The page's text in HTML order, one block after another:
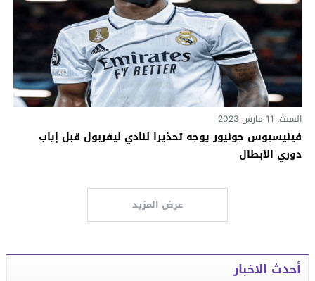
السبت, 11 مارس 2023
فينيسيوس جونيور يوجه تحذيرا لنادي ليفربول قبل إياب
دوري الأبطال
عرض المزيد
أحدث الاخبار